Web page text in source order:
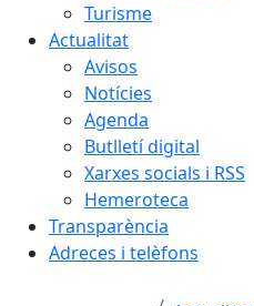
Turisme
Actualitat
Avisos
Notícies
Agenda
Butlletí digital
Xarxes socials i RSS
Hemeroteca
Transparència
Adreces i telèfons